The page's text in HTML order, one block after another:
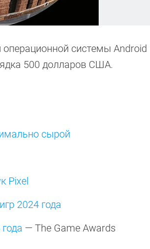
системы Android
500 долларов США.
сырой
Pixel
2024 года
— The Game Awards